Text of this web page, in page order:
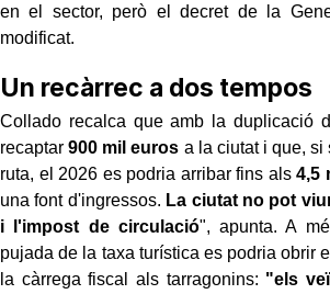
en el sector, però el decret de la
modificat.
Un recàrrec a dos tempos
Collado recalca que amb la duplicació
recaptar900 mil euros a la ciutat i que,
ruta, el 2026 es podria arribar fins als4,5
una font d'ingressos. La ciutat no pot
i l'impost de circulació", apunta. A
pujada de la taxa turística es podria obrir
la càrrega fiscal als tarragonins: "els